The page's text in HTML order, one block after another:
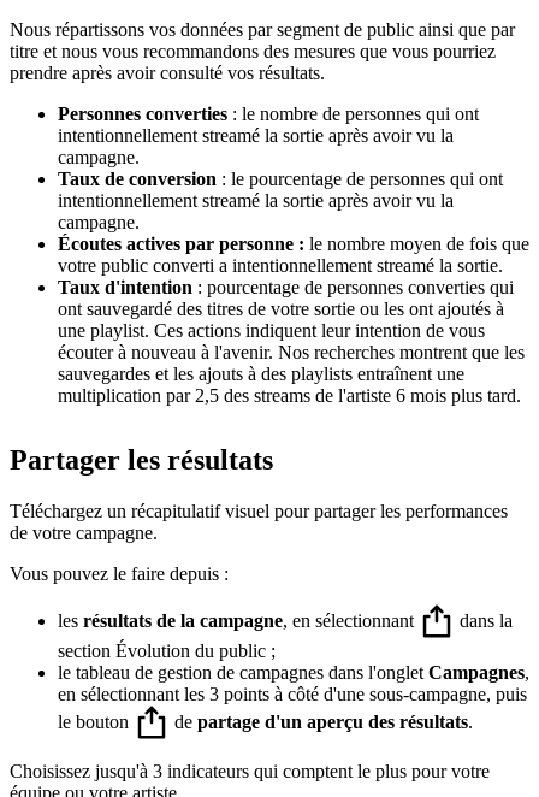
Nous répartissons vos données par segment de public ainsi que par
titre et nous vous recommandons des mesures que vous pourriez
prendre après avoir consulté vos résultats.
Personnes converties : le nombre de personnes qui ont
intentionnellement streamé la sortie après avoir vu la
campagne.
Taux de conversion : le pourcentage de personnes qui ont
intentionnellement streamé la sortie après avoir vu la
campagne.
Écoutes actives par personne : le nombre moyen de fois que
votre public converti a intentionnellement streamé la sortie.
Taux d'intention : pourcentage de personnes converties qui
ont sauvegardé des titres de votre sortie ou les ont ajoutés à
une playlist. Ces actions indiquent leur intention de vous
écouter à nouveau à l'avenir. Nos recherches montrent que les
sauvegardes et les ajouts à des playlists entraînent une
multiplication par 2,5 des streams de l'artiste 6 mois plus tard.
Partager les résultats
Téléchargez un récapitulatif visuel pour partager les performances
de votre campagne.
Vous pouvez le faire depuis :
les résultats de la campagne, en sélectionnant
dans la
section Évolution du public ;
le tableau de gestion de campagnes dans l'onglet Campagnes,
en sélectionnant les 3 points à côté d'une sous-campagne, puis
le bouton
de partage d'un aperçu des résultats.
Choisissez jusqu'à 3 indicateurs qui comptent le plus pour votre